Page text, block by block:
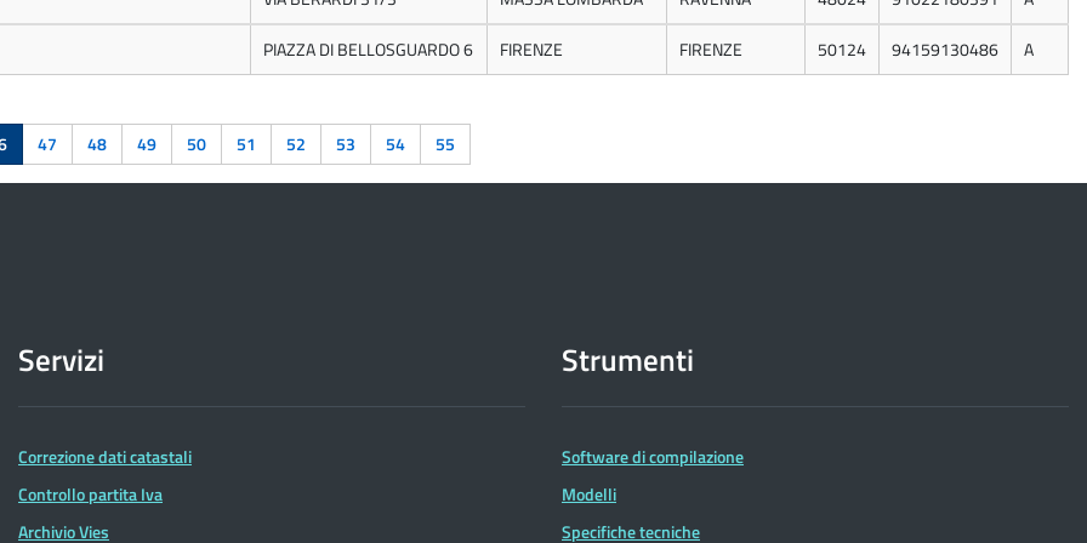
PIAZZA DI BELLOSGUARDO 6 FIRENZE FIRENZE 50124 94159130486 A
47 48 49 50 51 52 53 54 55
Servizi
Correzione dati catastali
Controllo partita Iva
Archivio Vies
Strumenti
Software di compilazione
Modelli
Specifiche tecniche